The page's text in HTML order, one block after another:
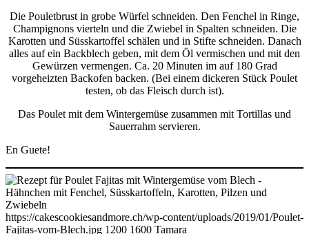
Die Pouletbrust in grobe Würfel schneiden. Den Fenchel in Ringe,
Champignons vierteln und die Zwiebel in Spalten schneiden. Die
Karotten und Süsskartoffel schälen und in Stifte schneiden. Danach
alles auf ein Backblech geben, mit dem Öl vermischen und mit den
Gewürzen vermengen. Ca. 20 Minuten im auf 180 Grad
vorgeheizten Backofen backen. (Bei einem dickeren Stück Poulet
testen, ob das Fleisch durch ist).
Das Poulet mit dem Wintergemüse zusammen mit Tortillas und
Sauerrahm servieren.
En Guete!
https://cakescookiesandmore.ch/wp-content/uploads/2019/01/Poulet-
Fajitas-vom-Blech.jpg 1200 1600 Tamara